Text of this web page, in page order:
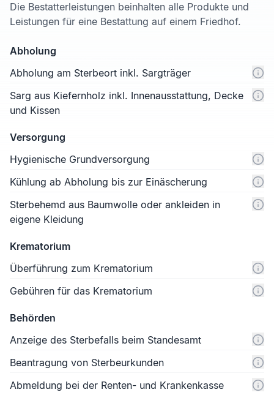
Die Bestatterleistungen beinhalten alle Produkte und
Leistungen für eine Bestattung auf einem Friedhof.
Abholung
Abholung am Sterbeort inkl. Sargträger
Sarg aus Kiefernholz inkl. Innenausstattung, Decke
und Kissen
Versorgung
Hygienische Grundversorgung
Kühlung ab Abholung bis zur Einäscherung
Sterbehemd aus Baumwolle oder ankleiden in
eigene Kleidung
Krematorium
Überführung zum Krematorium
Gebühren für das Krematorium
Behörden
Anzeige des Sterbefalls beim Standesamt
Beantragung von Sterbeurkunden
Abmeldung bei der Renten- und Krankenkasse